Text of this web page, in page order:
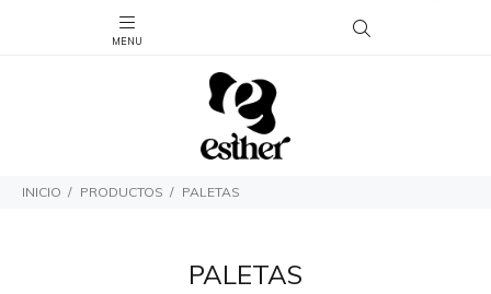
INICIO PRODUCTOS PALETAS
PALETAS